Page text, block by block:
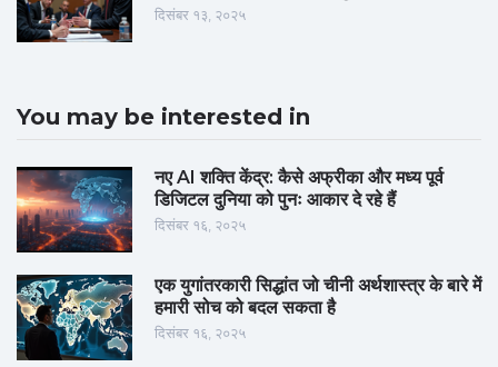
दिसंबर १३, २०२५
You may be interested in
नए AI शक्ति केंद्र: कैसे अफ्रीका और मध्य पूर्व
डिजिटल दुनिया को पुनः आकार दे रहे हैं
दिसंबर १६, २०२५
एक युगांतरकारी सिद्धांत जो चीनी अर्थशास्त्र के बारे में
हमारी सोच को बदल सकता है
दिसंबर १६, २०२५